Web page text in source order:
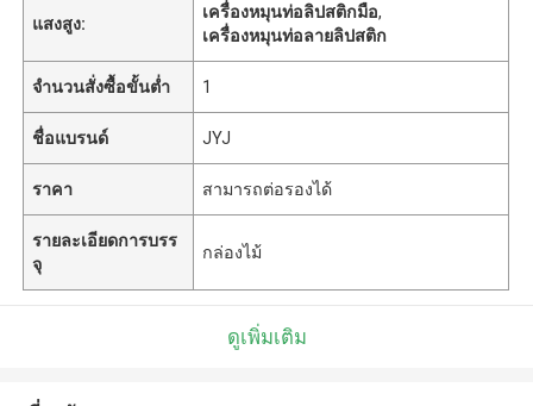
แสงสูง:
เครื่องหมุนท่อลิปสติกมือ,
เครื่องหมุนท่อลายลิปสติก
จำนวนสั่งซื้อขั้นต่ำ 1
ชื่อแบรนด์ JYJ
ราคา สามารถต่อรองได้
รายละเอียดการบรร
จุ
กล่องไม้
ดูเพิ่มเติม